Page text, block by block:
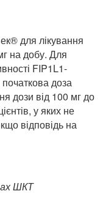
для лікування
на добу. Для
FIP1L1-
доза
дози від 100 мг до
у яких не
відповідь на
ШКТ